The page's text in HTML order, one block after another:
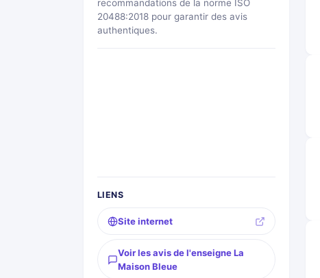
recommandations de la norme ISO
20488:2018 pour garantir des avis
authentiques.
LIENS
Site internet
Voir les avis de l'enseigne La
Maison Bleue